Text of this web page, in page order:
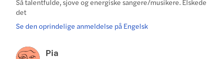
det
Se den oprindelige anmeldelse på Engelsk
Pia